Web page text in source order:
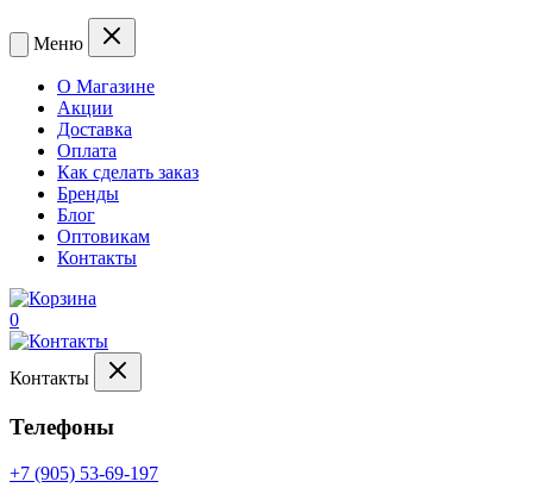
Меню
О Магазине
Акции
Доставка
Оплата
Как сделать заказ
Бренды
Блог
Оптовикам
Контакты
0
Контакты
Телефоны
+7 (905) 53-69-197